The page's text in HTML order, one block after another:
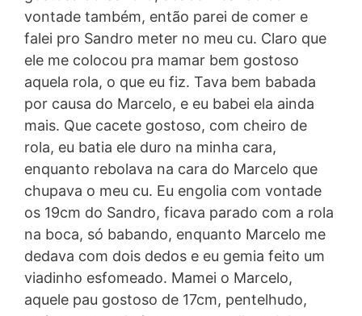
vontade também, então parei de comer e
falei pro Sandro meter no meu cu. Claro que
ele me colocou pra mamar bem gostoso
aquela rola, o que eu fiz. Tava bem babada
por causa do Marcelo, e eu babei ela ainda
mais. Que cacete gostoso, com cheiro de
rola, eu batia ele duro na minha cara,
enquanto rebolava na cara do Marcelo que
chupava o meu cu. Eu engolia com vontade
os 19cm do Sandro, ficava parado com a rola
na boca, só babando, enquanto Marcelo me
dedava com dois dedos e eu gemia feito um
viadinho esfomeado. Mamei o Marcelo,
aquele pau gostoso de 17cm, pentelhudo,